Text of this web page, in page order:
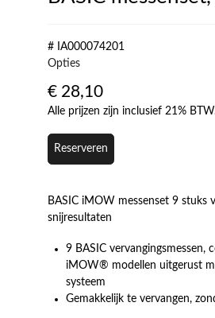
# IA000074201
Opties
€ 28,10
Alle prijzen zijn inclusief 21%
Reserveren
BASIC iMOW messenset 9 stuks
snijresultaten
9 BASIC vervangingsmessen,
iMOW® modellen uitgerust
systeem
Gemakkelijk te vervangen,